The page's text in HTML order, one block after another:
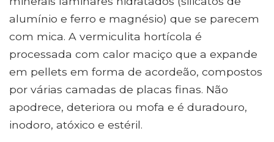
alumínio e ferro e magnésio) que se parecem
com mica. A vermiculita hortícola é
processada com calor maciço que a expande
em pellets em forma de acordeão, compostos
por várias camadas de placas finas. Não
apodrece, deteriora ou mofa e é duradouro,
inodoro, atóxico e estéril.